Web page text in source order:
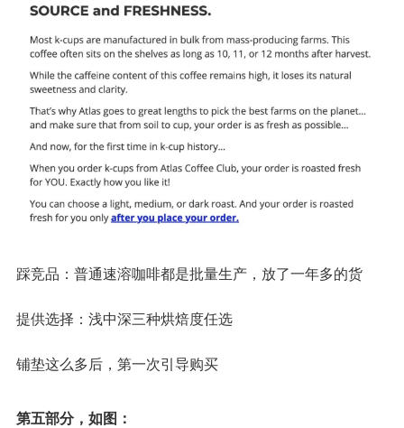
踩竞品：普通速溶咖啡都是批量生产，放了一年多的货
提供选择：浅中深三种烘焙度任选
铺垫这么多后，第一次引导购买
第五部分，如图：